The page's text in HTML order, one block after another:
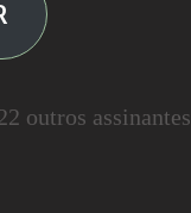
outros assinantes